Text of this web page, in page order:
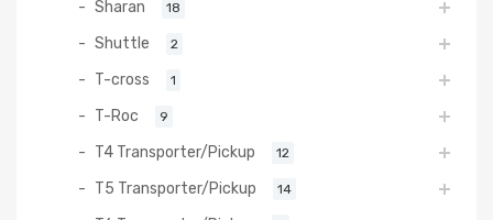
Sharan 18
Shuttle 2
T-cross 1
T-Roc 9
T4 Transporter/Pickup 12
T5 Transporter/Pickup 14